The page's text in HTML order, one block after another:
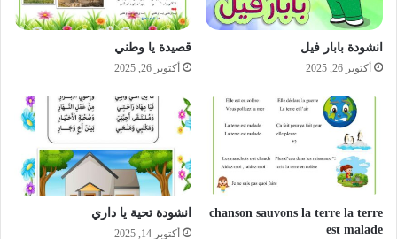
انشودة بابار فيل
أكتوبر 26, 2025
قصيدة يا وطني
أكتوبر 26, 2025
chanson sauvons la terre la terre
est malade
انشودة تحية يا داري
أكتوبر 14, 2025